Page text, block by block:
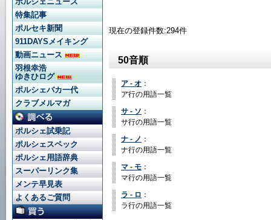
現在の登録件数:294件
50音順
ア - オ ：
ア行の用語一覧
サ - ソ ：
サ行の用語一覧
ナ - ノ ：
ナ行の用語一覧
マ - モ ：
マ行の用語一覧
ラ - ロ ：
ラ行の用語一覧
特集記事
ポルセキ新聞
911DAYSメイキング
動画ニュース
羽根幸浩
ゆきひログ
ポルシェバカ一代
クラブメルマガ
ポルシェ試乗記
ポルシェスペック
ポルシェ用語辞典
スーパーリンク集
メンテ早見表
よくあるご質問